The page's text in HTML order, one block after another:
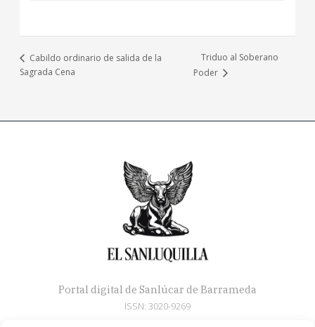
Cabildo ordinario de salida de la
Sagrada Cena
Triduo al Soberano
Poder
Portal digital de Sanlúcar de Barrameda
ISSN: 3020-9269